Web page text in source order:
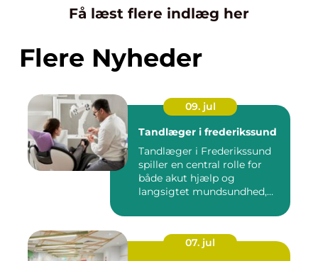
Få læst flere indlæg her
Flere Nyheder
09. jul
Tandlæger i frederikssund
Tandlæger i Frederikssund
spiller en central rolle for
både akut hjælp og
langsigtet mundsundhed,
07. jul